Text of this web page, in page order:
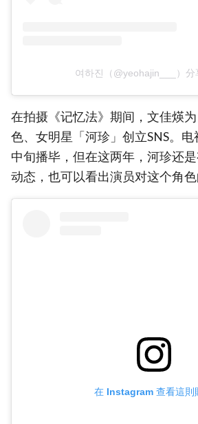
여하진（@yeohajin___）分
在拍摄《记忆法》期间，文佳煐
色、女明星「河珍」创立SNS。电
中旬播毕，但在这两年，河珍还
动态，也可以看出演员对这个角色
在 Instagram 查看這則